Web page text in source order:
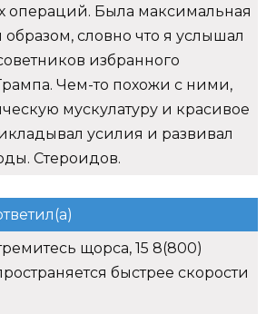
операций. Была максимальная
образом, словно что я услышал
избранного
Чем-то похожи с ними,
мускулатуру и красивое
усилия и развивал
Стероидов.
щорса, 15 8(800)
быстрее скорости